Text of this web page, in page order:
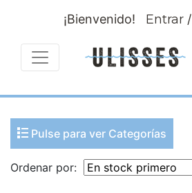
¡Bienvenido! Entrar/
Pulse para ver Categorías
Ordenar por: